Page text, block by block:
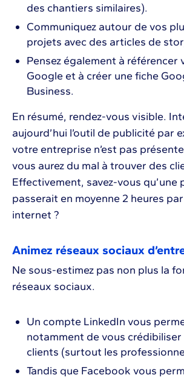
des chantiers similaires).
Communiquez autour de vos
projets avec des articles de
Pensez également à référencer
Google et à créer une fiche
Business.
En résumé, rendez-vous visible.
aujourd’hui l’outil de publicité par
votre entreprise n’est pas
vous aurez du mal à trouver des
Effectivement, savez-vous qu’une
passerait en moyenne 2 heures
internet ?
Animez réseaux sociaux
Ne sous-estimez pas non plus la
réseaux sociaux.
Un compte LinkedIn vous
notamment de vous crédibiliser
clients (surtout les
Tandis que Facebook vous